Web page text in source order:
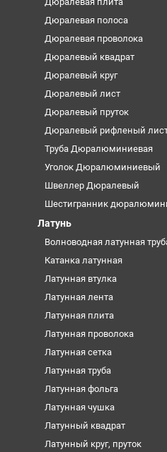
Дюралевая полоса
Дюралевая проволока
Дюралевый квадрат
Дюралевый круг
Дюралевый лист
Дюралевый пруток
Дюралевый рифленый
Труба Дюралюминиевая
Уголок Дюралюминиевый
Швеллер Дюралевый
Шестигранник
Латунь
Волноводная латунная
Катанка латунная
Латунная втулка
Латунная лента
Латунная плита
Латунная проволока
Латунная сетка
Латунная труба
Латунная фольга
Латунная чушка
Латунный квадрат
Латунный круг, пруток